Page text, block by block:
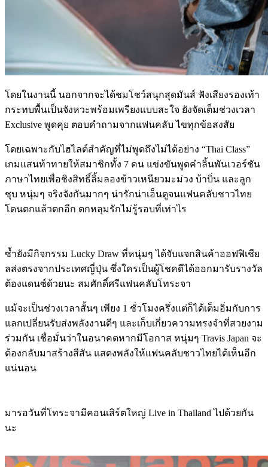
โดยในงานนี้ นอกจากจะได้ชมโชว์สนุกสุดมันส์ ฟังเสียงรองเท้า
กระทบพื้นเป็นจังหวะพร้อมเพรียงแบบสะใจ ยังจัดเต็มช่วงเวลา
Exclusive พูดคุย ตอบคำถามจากแฟนคลับ ไขทุกข้อสงสัย
โดยเฉพาะกับไฮไลต์สำคัญที่ไม่พูดถึงไม่ได้อย่าง “Thai Class”
เกมแสนท้าทายให้สมาชิกทั้ง 7 คน แข่งขันพูดคำลิ้นพันเวอร์ชัน
ภาษาไทยเพื่อชิงสิทธิ์ลิ้มลองข้าวเหนียวมะม่วง บ้าบิ่น และลูก
ชุบ หนุ่มๆ จริงจังกันมากๆ น่ารักน่าเอ็นดูจนแฟนคลับชาวไทย
โดนตกแล้วตกอีก ตกหลุมรักไม่รู้รอบที่เท่าไร
ซ้ำยังมีกิจกรรม Lucky Draw ที่หนุ่มๆ ได้จับแจกสินค้าออฟฟิเชีย
ลส่งตรงจากประเทศญี่ปุ่น ซึ่งใครเป็นผู้โชคดีได้ออกมารับรางวัล
ต้องแดนซ์ด้วยนะ สมศักดิ์ศรีแฟนคลับโทระจา
แม้จะเป็นช่วงเวลาสั้นๆ เพียง 1 ชั่วโมงครึ่งแต่ก็ได้เต็มอิ่มกับการ
แลกเปลี่ยนรับส่งพลังงานดีๆ และเก็บเกี่ยวความทรงจำที่สวยงาม
ร่วมกัน เชื่อมั่นว่าในอนาคตหากมีโอกาส หนุ่มๆ Travis Japan จะ
ต้องกลับมาสร้างสีสัน แสดงพลังให้แฟนคลับชาวไทยได้เห็นอีก
แน่นอน
มารอวันที่โทระจามีคอนเสิร์ตใหญ่ Live in Thailand ไปด้วยกัน
นะ